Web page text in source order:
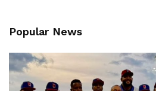
Popular News